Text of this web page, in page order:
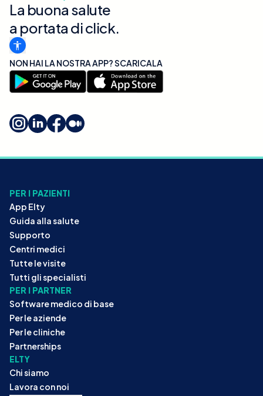
La buona salute
a portata di click.
NON HAI LA NOSTRA APP? SCARICALA
PER I PAZIENTI
App Elty
Guida alla salute
Supporto
Centri medici
Tutte le visite
Tutti gli specialisti
PER I PARTNER
Software medico di base
Per le aziende
Per le cliniche
Partnerships
ELTY
Chi siamo
Lavora con noi